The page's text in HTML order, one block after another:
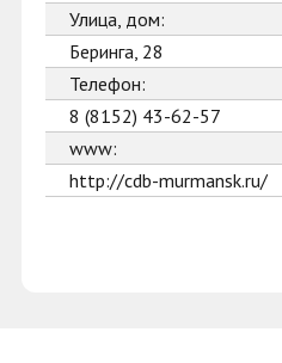
Улица, дом:
Беринга, 28
Телефон:
8 (8152) 43-62-57
www:
http://cdb-murmansk.ru/